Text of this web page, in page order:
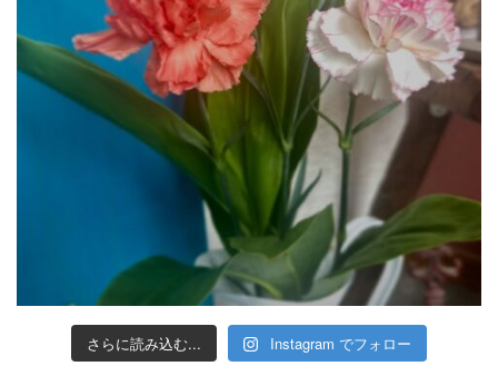
さらに読み込む... Instagram でフォロー